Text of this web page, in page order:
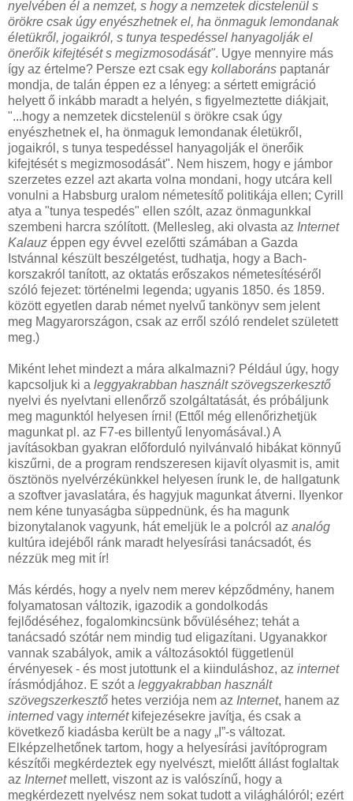
nyelvében él a nemzet, s hogy a nemzetek dicstelenül s
örökre csak úgy enyészhetnek el, ha önmaguk lemondanak
életükről, jogaikról, s tunya tespedéssel hanyagolják el
önerőik kifejtését s megizmosodását". Ugye mennyire más
így az értelme? Persze ezt csak egy kollaboráns paptanár
mondja, de talán éppen ez a lényeg: a sértett emigráció
helyett ő inkább maradt a helyén, s figyelmeztette diákjait,
"...hogy a nemzetek dicstelenül s örökre csak úgy
enyészhetnek el, ha önmaguk lemondanak életükről,
jogaikról, s tunya tespedéssel hanyagolják el önerőik
kifejtését s megizmosodását". Nem hiszem, hogy e jámbor
szerzetes ezzel azt akarta volna mondani, hogy utcára kell
vonulni a Habsburg uralom németesítő politikája ellen; Cyrill
atya a "tunya tespedés" ellen szólt, azaz önmagunkkal
szembeni harcra szólított. (Mellesleg, aki olvasta az Internet
Kalauz éppen egy évvel ezelőtti számában a Gazda
Istvánnal készült beszélgetést, tudhatja, hogy a Bach-
korszakról tanított, az oktatás erőszakos németesítéséről
szóló fejezet: történelmi legenda; ugyanis 1850. és 1859.
között egyetlen darab német nyelvű tankönyv sem jelent
meg Magyarországon, csak az erről szóló rendelet született
meg.)
Miként lehet mindezt a mára alkalmazni? Például úgy, hogy
kapcsoljuk ki a leggyakrabban használt szövegszerkesztő
nyelvi és nyelvtani ellenőrző szolgáltatását, és próbáljunk
meg magunktól helyesen írni! (Ettől még ellenőrizhetjük
magunkat pl. az F7-es billentyű lenyomásával.) A
javításokban gyakran előforduló nyilvánvaló hibákat könnyű
kiszűrni, de a program rendszeresen kijavít olyasmit is, amit
ösztönös nyelvérzékünkkel helyesen írunk le, de hallgatunk
a szoftver javaslatára, és hagyjuk magunkat átverni. Ilyenkor
nem kéne tunyaságba süppednünk, és ha magunk
bizonytalanok vagyunk, hát emeljük le a polcról az analóg
kultúra idejéből ránk maradt helyesírási tanácsadót, és
nézzük meg mit ír!
Más kérdés, hogy a nyelv nem merev képződmény, hanem
folyamatosan változik, igazodik a gondolkodás
fejlődéséhez, fogalomkincsünk bővüléséhez; tehát a
tanácsadó szótár nem mindig tud eligazítani. Ugyanakkor
vannak szabályok, amik a változásoktól függetlenül
érvényesek - és most jutottunk el a kiinduláshoz, az internet
írásmódjához. E szót a leggyakrabban használt
szövegszerkesztő hetes verziója nem az Internet, hanem az
internedvagy internétkifejezésekre javítja, és csak a
következő kiadásba került be a nagy „I”-s változat.
Elképzelhetőnek tartom, hogy a helyesírási javítóprogram
készítői megkérdeztek egy nyelvészt, mielőtt állást foglaltak
az Internetmellett, viszont az is valószínű, hogy a
megkérdezett nyelvész nem sokat tudott a világhálóról; ezért